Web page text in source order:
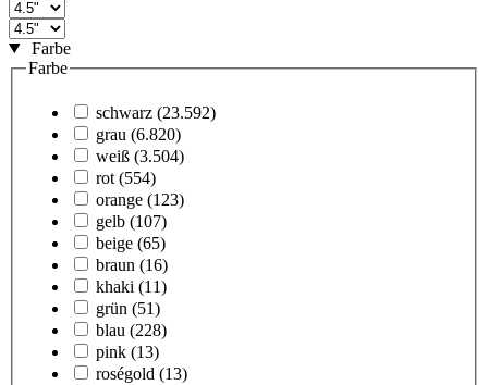
Farbe
Farbe
schwarz (23.592)
grau (6.820)
weiß (3.504)
rot (554)
orange (123)
gelb (107)
beige (65)
braun (16)
khaki (11)
grün (51)
blau (228)
pink (13)
roségold (13)